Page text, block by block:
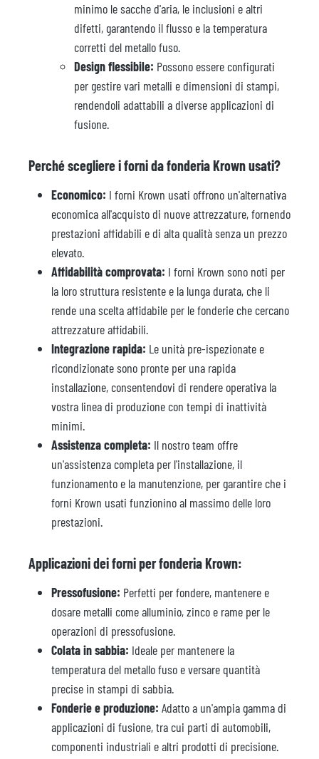
minimo le sacche d'aria, le inclusioni e altri
difetti, garantendo il flusso e la temperatura
corretti del metallo fuso.
Design flessibile: Possono essere configurati
per gestire vari metalli e dimensioni di stampi,
rendendoli adattabili a diverse applicazioni di
fusione.
Perché scegliere i forni da fonderia Krown usati?
Economico: I forni Krown usati offrono un'alternativa
economica all'acquisto di nuove attrezzature, fornendo
prestazioni affidabili e di alta qualità senza un prezzo
elevato.
Affidabilità comprovata: I forni Krown sono noti per
la loro struttura resistente e la lunga durata, che li
rende una scelta affidabile per le fonderie che cercano
attrezzature affidabili.
Integrazione rapida: Le unità pre-ispezionate e
ricondizionate sono pronte per una rapida
installazione, consentendovi di rendere operativa la
vostra linea di produzione con tempi di inattività
minimi.
Assistenza completa: Il nostro team offre
un'assistenza completa per l'installazione, il
funzionamento e la manutenzione, per garantire che i
forni Krown usati funzionino al massimo delle loro
prestazioni.
Applicazioni dei forni per fonderia Krown:
Pressofusione: Perfetti per fondere, mantenere e
dosare metalli come alluminio, zinco e rame per le
operazioni di pressofusione.
Colata in sabbia: Ideale per mantenere la
temperatura del metallo fuso e versare quantità
precise in stampi di sabbia.
Fonderie e produzione: Adatto a un'ampia gamma di
applicazioni di fusione, tra cui parti di automobili,
componenti industriali e altri prodotti di precisione.